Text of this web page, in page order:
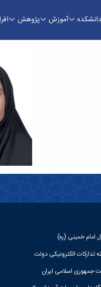
دانشکده آموزش پژوهش
امام خمینی (ره)
تدارکات الکترونیکی دولت
جمهوری اسلامی ایران